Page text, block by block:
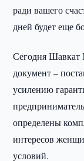
ради вашего
дней будет еще
Сегодня Шавкат
документ –
усилению
определены
интересов
условий.